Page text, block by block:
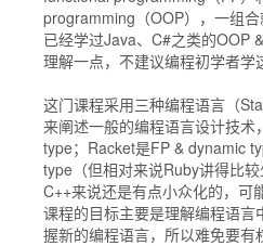
programming（OOP），一组
已经学过Java、C#之类的OOP
理解一点，不建议编程初学者学
这门课程采用三种编程语言（
来阐述一般的编程语言设计技
type；Racket是FP & dynamic
type（但相对来说Ruby讲得比较
C++来说还是有点小众化的，可
课程的目标主要是理解编程语
握新的编程语言，所以难免要有